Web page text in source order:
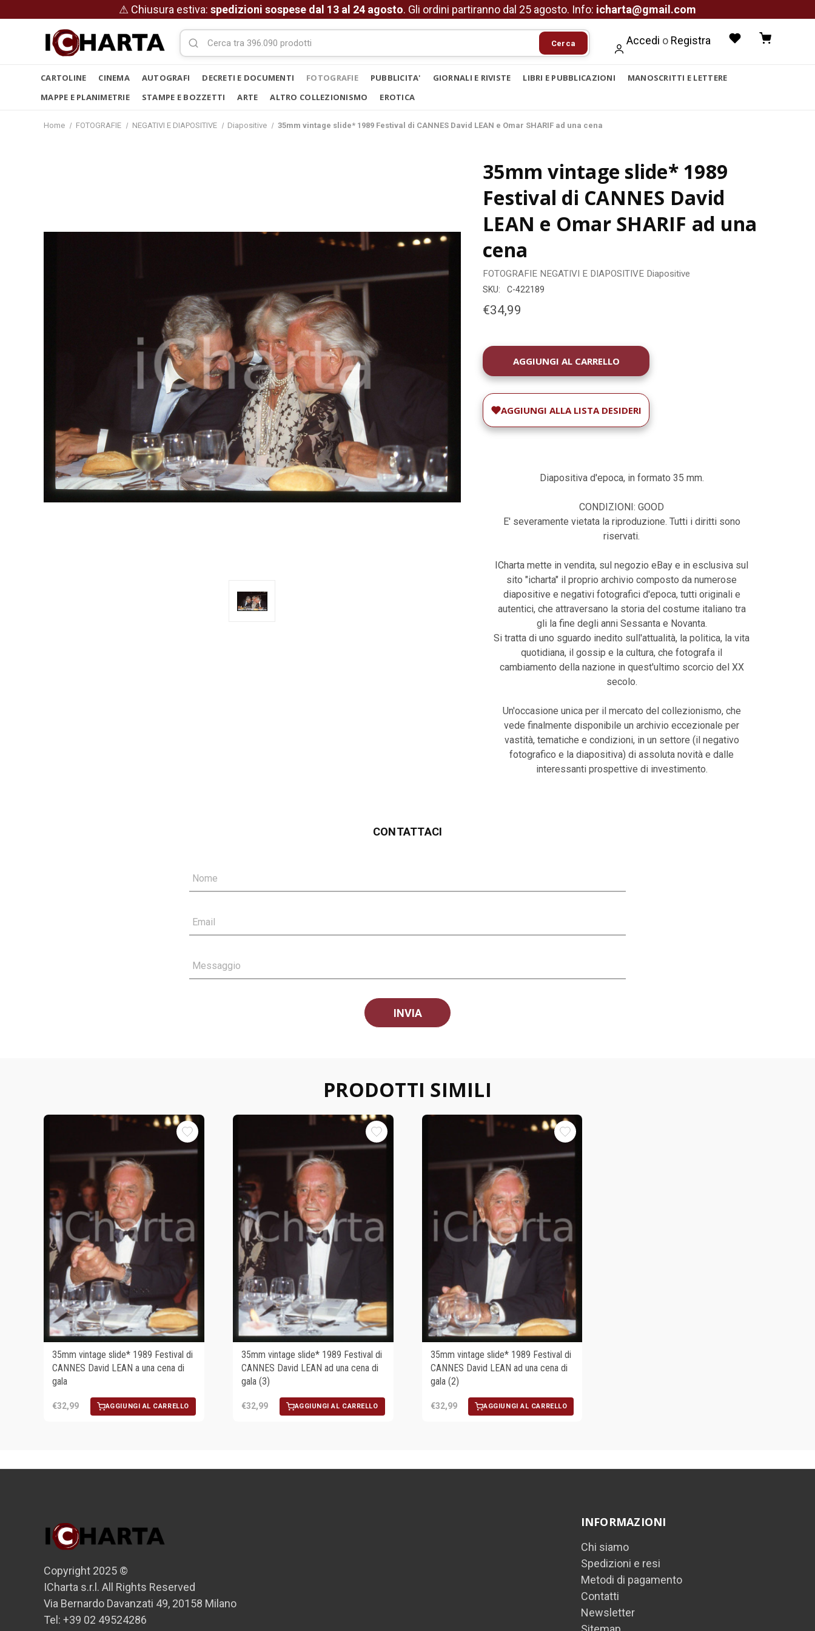
⚠ Chiusura estiva: spedizioni sospese dal 13 al 24 agosto. Gli ordini partiranno dal 25 agosto. Info: icharta@gmail.com
Cerca Accedi o Registra
CARTOLINE CINEMA AUTOGRAFI DECRETI E DOCUMENTI FOTOGRAFIE PUBBLICITA' GIORNALI E RIVISTE LIBRI E PUBBLICAZIONI
MANOSCRITTI E LETTERE
MAPPE E PLANIMETRIE
STAMPE E BOZZETTI ARTE ALTRO COLLEZIONISMO EROTICA
Home FOTOGRAFIE NEGATIVI E DIAPOSITIVE Diapositive 35mm vintage slide* 1989 Festival di CANNES David LEAN e Omar SHARIF ad una cena
35mm vintage slide* 1989
Festival di CANNES David
LEAN e Omar SHARIF ad una
cena
FOTOGRAFIE NEGATIVI E DIAPOSITIVE Diapositive
SKU: C-422189
€34,99
DISPONIBILITÀ
ATTUALE:
AGGIUNGI ALLA LISTA DESIDERI
Diapositiva d'epoca, in formato 35 mm.
CONDIZIONI: GOOD
E' severamente vietata la riproduzione. Tutti i diritti sono
riservati.
ICharta mette in vendita, sul negozio eBay e in esclusiva sul
sito "icharta" il proprio archivio composto da numerose
diapositive e negativi fotografici d'epoca, tutti originali e
autentici, che attraversano la storia del costume italiano tra
gli la fine degli anni Sessanta e Novanta.
Si tratta di uno sguardo inedito sull'attualità, la politica, la vita
quotidiana, il gossip e la cultura, che fotografa il
cambiamento della nazione in quest'ultimo scorcio del XX
secolo.
Un'occasione unica per il mercato del collezionismo, che
vede finalmente disponibile un archivio eccezionale per
vastità, tematiche e condizioni, in un settore (il negativo
fotografico e la diapositiva) di assoluta novità e dalle
interessanti prospettive di investimento.
CONTATTACI
Nome
Email
Messaggio
PRODOTTI SIMILI
35mm vintage slide* 1989 Festival di
CANNES David LEAN a una cena di
gala
€32,99 AGGIUNGI AL CARRELLO
35mm vintage slide* 1989 Festival di
CANNES David LEAN ad una cena di
gala (3)
€32,99 AGGIUNGI AL CARRELLO
35mm vintage slide* 1989 Festival di
CANNES David LEAN ad una cena di
gala (2)
€32,99 AGGIUNGI AL CARRELLO
Copyright 2025 ©
ICharta s.r.l. All Rights Reserved
Via Bernardo Davanzati 49, 20158 Milano
Tel: +39 02 49524286
INFORMAZIONI
Chi siamo
Spedizioni e resi
Metodi di pagamento
Contatti
Newsletter